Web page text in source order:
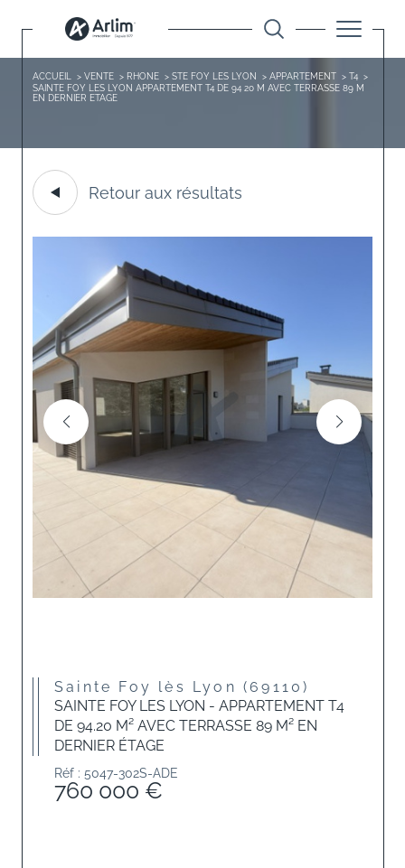
ACCUEIL VENTE RHONE STE FOY LES LYON APPARTEMENT
T4
SAINTE FOY LES LYON APPARTEMENT T4 DE 94 20 M AVEC TERRASSE 89 M
EN DERNIER ETAGE
Retour aux résultats
Sainte Foy lès Lyon (69110)
SAINTE FOY LES LYON - APPARTEMENT T4
DE 94.20 M² AVEC TERRASSE 89 M² EN
DERNIER ÉTAGE
Réf : 5047-302S-ADE
760 000 €